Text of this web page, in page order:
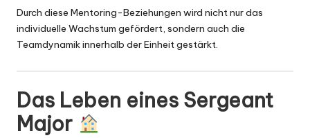
Durch diese Mentoring-Beziehungen wird nicht nur das
individuelle Wachstum gefördert, sondern auch die
Teamdynamik innerhalb der Einheit gestärkt.
Das Leben eines Sergeant
Major